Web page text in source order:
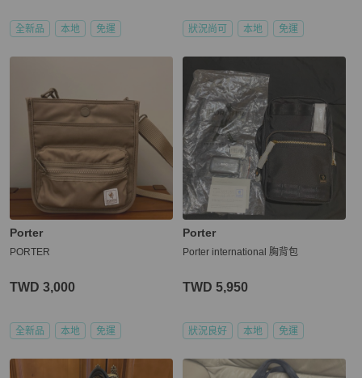
全新品 本地 免運 狀況尚可 本地 免運
Porter
PORTER
TWD 3,000
全新品 本地 免運
Porter
Porter international 胸背包
TWD 5,950
狀況良好 本地 免運